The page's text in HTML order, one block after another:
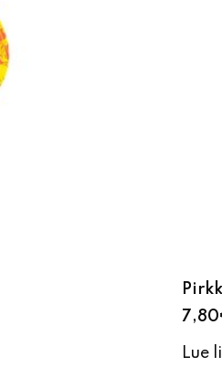
7,80
Lue